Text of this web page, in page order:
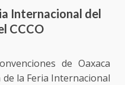
Internacional del
CCCO
de Oaxaca
la Feria Internacional
Ruffo en Baja
lo investiga por